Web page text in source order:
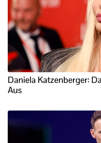
Daniela Katzenberger:
Aus